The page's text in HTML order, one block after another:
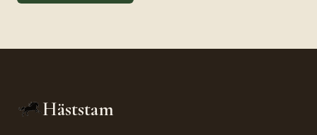
Häststam